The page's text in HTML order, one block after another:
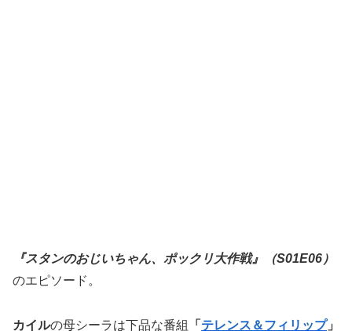
『スタンのおじいちゃん、ポックリ大作戦』（S01E06）
のエピソード。
カイルの母シーラは下品な番組 「 テレンス＆フィリップ」